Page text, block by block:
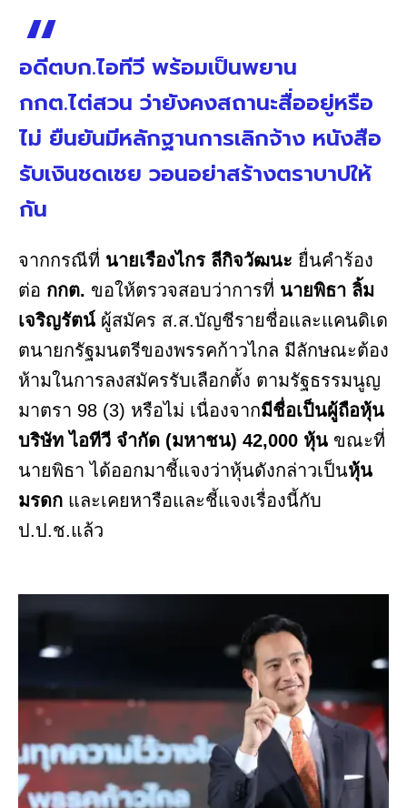
อดีตบก.ไอทีวี พร้อมเป็นพยาน
กกต.ไต่สวน ว่ายังคงสถานะสื่ออยู่หรือ
ไม่ ยืนยันมีหลักฐานการเลิกจ้าง หนังสือ
รับเงินชดเชย วอนอย่าสร้างตราบาปให้
กัน
จากกรณีที่ นายเรืองไกร ลีกิจวัฒนะ ยื่นคำร้อง
ต่อ กกต. ขอให้ตรวจสอบว่าการที่ นายพิธา ลิ้ม
เจริญรัตน์ ผู้สมัคร ส.ส.บัญชีรายชื่อและแคนดิเด
ตนายกรัฐมนตรีของพรรคก้าวไกล มีลักษณะต้อง
ห้ามในการลงสมัครรับเลือกตั้ง ตามรัฐธรรมนูญ
มาตรา 98 (3) หรือไม่ เนื่องจากมีชื่อเป็นผู้ถือหุ้น
บริษัท ไอทีวี จำกัด (มหาชน) 42,000 หุ้น ขณะที่
นายพิธา ได้ออกมาชี้แจงว่าหุ้นดังกล่าวเป็นหุ้น
มรดก และเคยหารือและชี้แจงเรื่องนี้กับ
ป.ป.ช.แล้ว